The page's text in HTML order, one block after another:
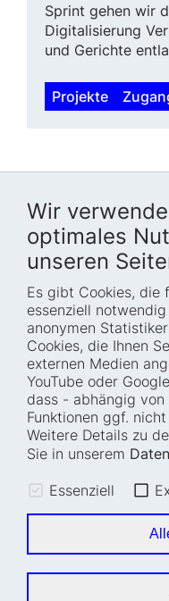
Wir
optimales
unseren
Es gibt Cookies, die
essenziell
anonymen
Cookies, die Ihnen
externen Medien
YouTube oder
dass - abhängig
Funktionen ggf.
Weitere Details zu
Sie in unserem
Essenziell
Sprint gehen wir
Digitalisierung
und Gerichte
Projekte
Startseite
Wer wir sind
Wie wir arbeiten
Projekte
Fellowships
Karriere
Anfahrt und
Leichte Sprache
Gebärdensprache